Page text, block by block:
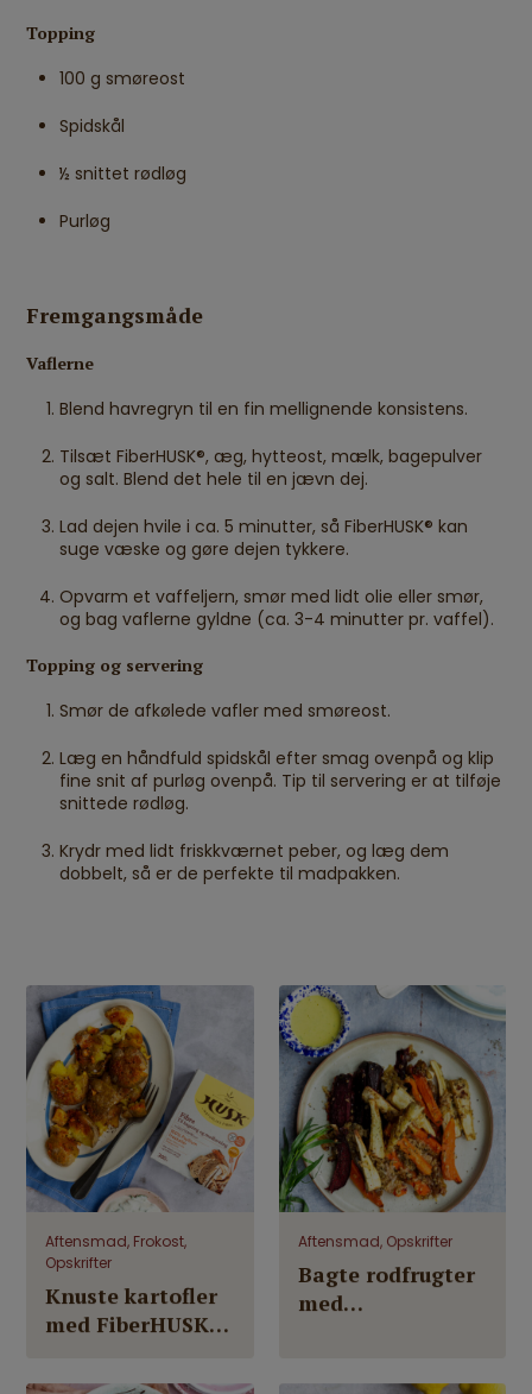
Topping
100 g smøreost
Spidskål
½ snittet rødløg
Purløg
Fremgangsmåde
Vaflerne
Blend havregryn til en fin mellignende konsistens.
Tilsæt FiberHUSK®, æg, hytteost, mælk, bagepulver
og salt. Blend det hele til en jævn dej.
Lad dejen hvile i ca. 5 minutter, så FiberHUSK® kan
suge væske og gøre dejen tykkere.
Opvarm et vaffeljern, smør med lidt olie eller smør,
og bag vaflerne gyldne (ca. 3-4 minutter pr. vaffel).
Topping og servering
Smør de afkølede vafler med smøreost.
Læg en håndfuld spidskål efter smag ovenpå og klip
fine snit af purløg ovenpå. Tip til servering er at tilføje
snittede rødløg.
Krydr med lidt friskkværnet peber, og læg dem
dobbelt, så er de perfekte til madpakken.
Knuste kartofler
med FiberHUSK®,
urtedressing
Aftensmad, Frokost,
Opskrifter
Bagte rodfrugter
med
Aftensmad, Opskrifter